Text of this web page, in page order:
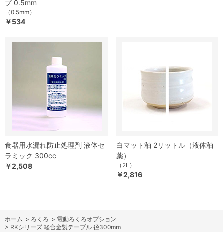
プ 0.5mm
（0.5mm）
￥534
食器用水漏れ防止処理剤 液体セ
ラミック 300cc
￥2,508
白マット釉 2リットル（液体釉
薬）
（2L）
￥2,816
ホーム > ろくろ > 電動ろくろオプション
> RKシリーズ 軽合金製テーブル 径300mm